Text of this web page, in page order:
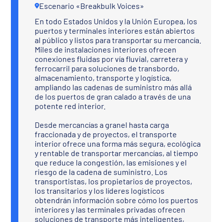
Escenario «Breakbulk Voices»
En todo Estados Unidos y la Unión Europea, los
puertos y terminales interiores están abiertos
al público y listos para transportar su mercancía.
Miles de instalaciones interiores ofrecen
conexiones fluidas por vía fluvial, carretera y
ferrocarril para soluciones de transbordo,
almacenamiento, transporte y logística,
ampliando las cadenas de suministro más allá
de los puertos de gran calado a través de una
potente red interior.
Desde mercancías a granel hasta carga
fraccionada y de proyectos, el transporte
interior ofrece una forma más segura, ecológica
y rentable de transportar mercancías, al tiempo
que reduce la congestión, las emisiones y el
riesgo de la cadena de suministro. Los
transportistas, los propietarios de proyectos,
los transitarios y los líderes logísticos
obtendrán información sobre cómo los puertos
interiores y las terminales privadas ofrecen
soluciones de transporte más inteligentes,